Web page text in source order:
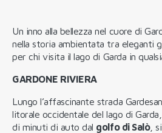
Un inno alla bellezza nel cuore di
nella storia ambientata tra eleganti
per chi visita il lago di Garda in
GARDONE RIVIERA
Lungo l’affascinante strada
litorale occidentale del lago di
di minuti di auto dal golfo di Salò,